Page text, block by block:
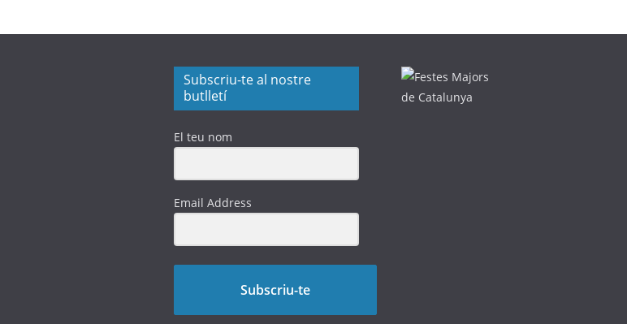
Subscriu-te al nostre
butlletí
El teu nom
Email Address
Subscriu-te